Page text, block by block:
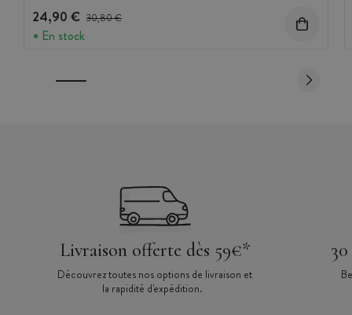
24,90 € Prix avant réduction :
30,80 €
En stock
Livraison offerte dès 59€*
Découvrez toutes nos options de livraison et
la rapidité d'expédition.